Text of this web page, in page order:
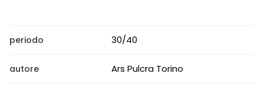
periodo 30/40
autore Ars Pulcra Torino